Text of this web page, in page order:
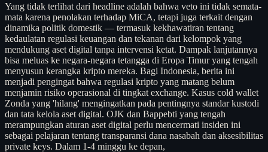
Yang tidak terlihat dari headline adalah bahwa veto ini tidak semata-
mata karena penolakan terhadap MiCA, tetapi juga terkait dengan
dinamika politik domestik — termasuk kekhawatiran tentang
kedaulatan regulasi keuangan dan tekanan dari kelompok yang
mendukung aset digital tanpa intervensi ketat. Dampak lanjutannya
bisa meluas ke negara-negara tetangga di Eropa Timur yang tengah
menyusun kerangka kripto mereka. Bagi Indonesia, berita ini
menjadi pengingat bahwa regulasi kripto yang matang belum
menjamin risiko operasional di tingkat exchange. Kasus cold wallet
Zonda yang 'hilang' mengingatkan pada pentingnya standar kustodi
dan tata kelola aset digital. OJK dan Bappebti yang tengah
merampungkan aturan aset digital perlu mencermati insiden ini
sebagai pelajaran tentang transparansi dana nasabah dan aksesibilitas
private keys. Dalam 1-4 minggu ke depan,